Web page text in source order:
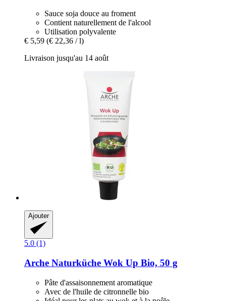
Sauce soja douce au froment
Contient naturellement de l'alcool
Utilisation polyvalente
€ 5,59 (€ 22,36 / l)
Livraison jusqu'au 14 août
Ajouter
5.0 (1)
Arche Naturküche Wok Up Bio, 50 g
Pâte d'assaisonnement aromatique
Avec de l'huile de citronnelle bio